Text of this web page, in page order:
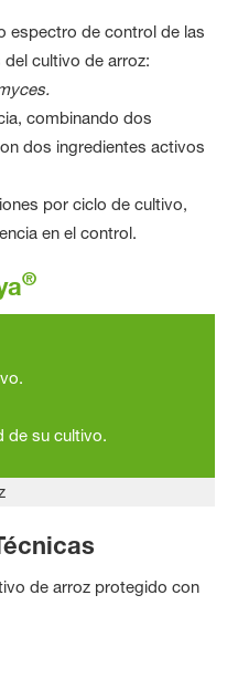
espectro de control de las
cultivo de arroz:
combinando dos
dos ingredientes activos
por ciclo de cultivo,
en el control.
®
de su cultivo.
de arroz protegido con